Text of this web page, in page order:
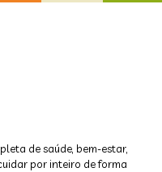
de saúde, bem-estar,
por inteiro de forma